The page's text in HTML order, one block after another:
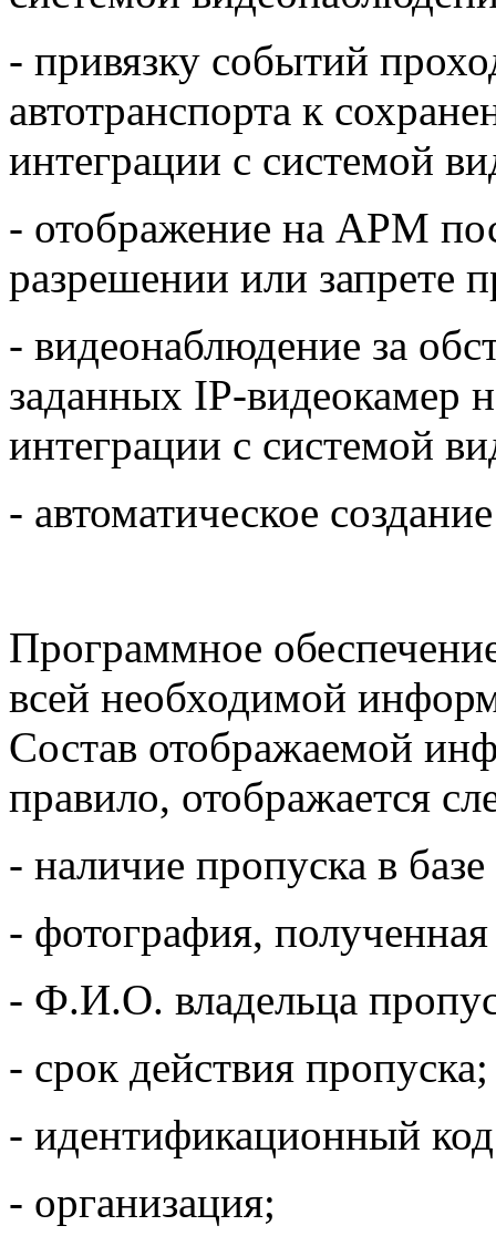
- привязку событий
автотранспорта к
интеграции с системой
- отображение на АРМ
разрешении или запрете
- видеонаблюдение за
заданных IP-видеокамер
интеграции с системой
- автоматическое
Программное
всей необходимой
Состав отображаемой
правило, отображается
- наличие пропуска в
- фотография,
- Ф.И.О. владельца
- срок действия пропуска;
- идентификационный
- организация;